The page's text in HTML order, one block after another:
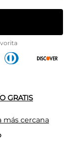
GRATIS
más cercana